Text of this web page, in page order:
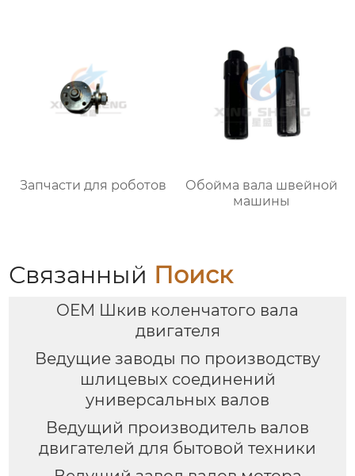
Запчасти для роботов
Обойма вала швейной
машины
Связанный Поиск
OEM Шкив коленчатого вала
двигателя
Ведущие заводы по производству
шлицевых соединений
универсальных валов
Ведущий производитель валов
двигателей для бытовой техники